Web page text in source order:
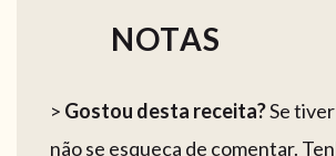
NOTAS
> Gostou desta receita?Se
não se esqueça de comentar.